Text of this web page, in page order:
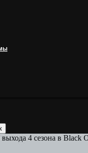
выхода 4 сезона в Black